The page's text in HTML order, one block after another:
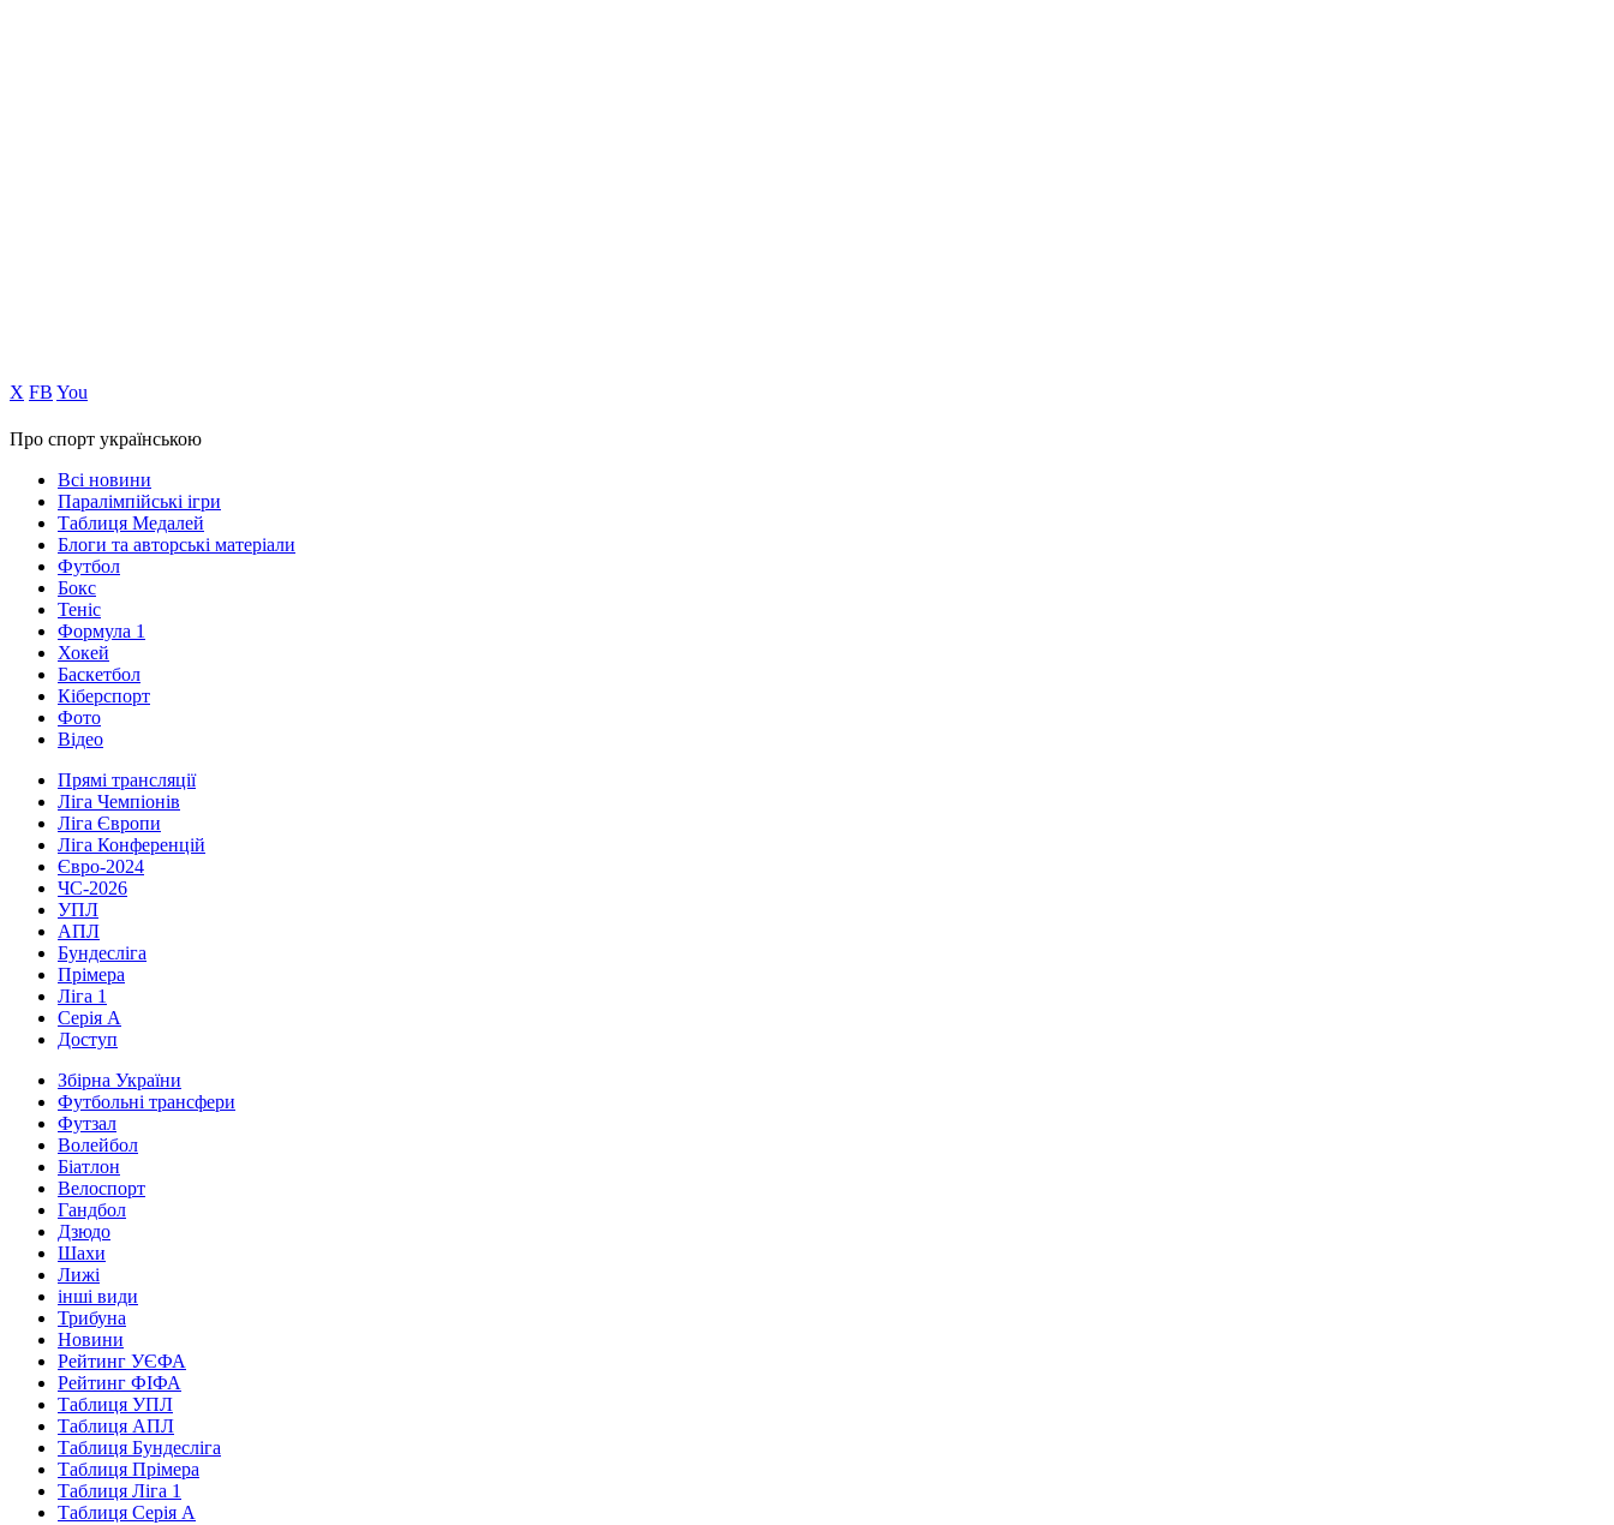
Х FB You
Про спорт українською
Всі новини
Паралімпійські ігри
Таблиця Медалей
Блоги та авторські матеріали
Футбол
Бокс
Теніс
Формула 1
Хокей
Баскетбол
Кіберспорт
Фото
Відео
Прямі трансляції
Ліга Чемпіонів
Ліга Європи
Ліга Конференцій
Євро-2024
ЧС-2026
УПЛ
АПЛ
Бундесліга
Прімера
Ліга 1
Серія А
Доступ
Збірна України
Футбольні трансфери
Футзал
Волейбол
Біатлон
Велоспорт
Гандбол
Дзюдо
Шахи
Лижі
інші види
Трибуна
Новини
Рейтинг УЄФА
Рейтинг ФІФА
Таблиця УПЛ
Таблиця АПЛ
Таблиця Бундесліга
Таблиця Прімера
Таблиця Ліга 1
Таблиця Серія А